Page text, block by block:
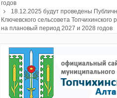
годов
18.12.2025 будут проведены
Ключевского сельсовета
на плановый период 2027 и 2028 годов